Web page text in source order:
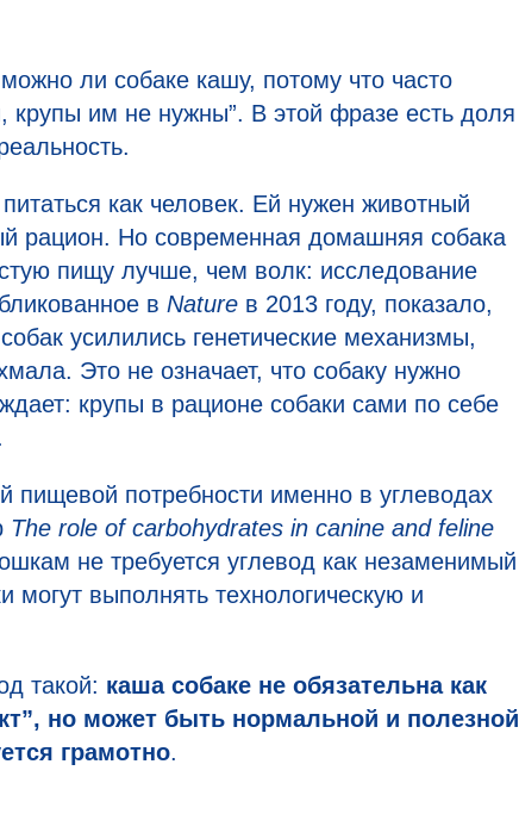
ли собаке кашу, потому что часто
им не нужны”. В этой фразе есть доля
как человек. Ей нужен животный
рацион. Но современная домашняя собака
пищу лучше, чем волк: исследование
в Nature в 2013 году, показало,
усилились генетические механизмы,
Это не означает, что собаку нужно
крупы в рационе собаки сами по себе
пищевой потребности именно в углеводах
The role of carbohydrates in canine and feline
не требуется углевод как незаменимый
могут выполнять технологическую и
такой: каша собаке не обязательна как
но может быть нормальной и полезной
грамотно.